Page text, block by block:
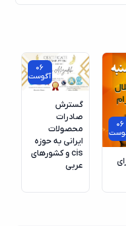
06
آگوست
گسترش
صادرات
محصولات
ایرانی به حوزه
cis و کشورهای